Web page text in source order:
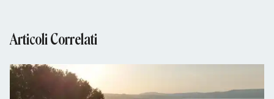
Articoli Correlati